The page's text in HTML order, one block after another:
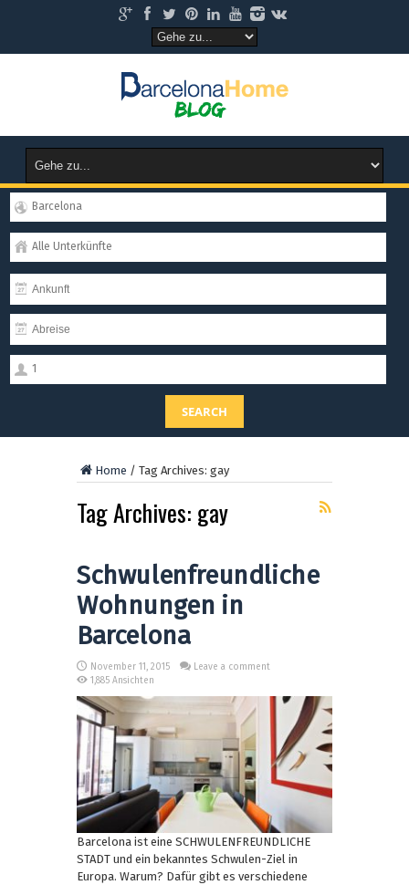
Barcelona
Alle Unterkünfte
1
SEARCH
Home / Tag Archives: gay
Tag Archives: gay
Schwulenfreundliche
Wohnungen in
Barcelona
November 11, 2015
Leave a comment
1,885 Ansichten
Barcelona ist eine SCHWULENFREUNDLICHE
STADT und ein bekanntes Schwulen-Ziel in
Europa. Warum? Dafür gibt es verschiedene